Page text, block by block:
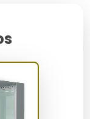
otimizar o
diferentes
é ideal
de